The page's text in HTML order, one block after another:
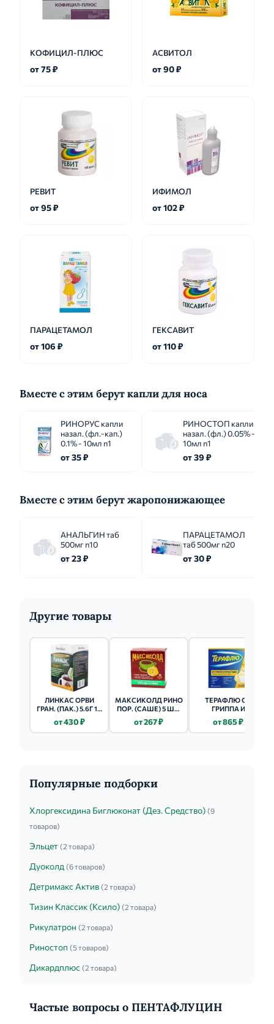
КОФИЦИЛ-ПЛЮС
от 75 ₽
АСВИТОЛ
от 90 ₽
РЕВИТ
от 95 ₽
ИФИМОЛ
от 102 ₽
ПАРАЦЕТАМОЛ
от 106 ₽
ГЕКСАВИТ
от 110 ₽
Вместе с этим берут капли для носа
РИНОРУС капли
назал. (фл.-кап.)
0.1% - 10мл n1
от 35 ₽
РИНОСТОП капли
назал. (фл.) 0.05% -
10мл n1
от 39 ₽
Вместе с этим берут жаропонижающее
АНАЛЬГИН таб
500мг n10
от 23 ₽
ПАРАЦЕТАМОЛ
таб 500мг n20
от 30 ₽
Другие товары
ЛИНКАС ОРВИ
ГРАН. (ПАК.) 5.6Г 10
от 430 ₽
МАКСИКОЛД РИНО
ПОР. (САШЕ) 5 ШТ.
от 267 ₽
ТЕРАФЛЮ ОТ
ГРИППА И
(ПОР. Д/ПРИГ. Р-РА
Д/ПРИЕМА
от 865 ₽
Популярные подборки
Хлоргексидина Биглюконат (Дез. Средство) (9
товаров)
Эльцет (2 товара)
Дуоколд (6 товаров)
Детримакс Актив (2 товара)
Тизин Классик (Ксило) (2 товара)
Рикулатрон (2 товара)
Риностоп (5 товаров)
Дикардплюс (2 товара)
Частые вопросы о ПЕНТАФЛУЦИН